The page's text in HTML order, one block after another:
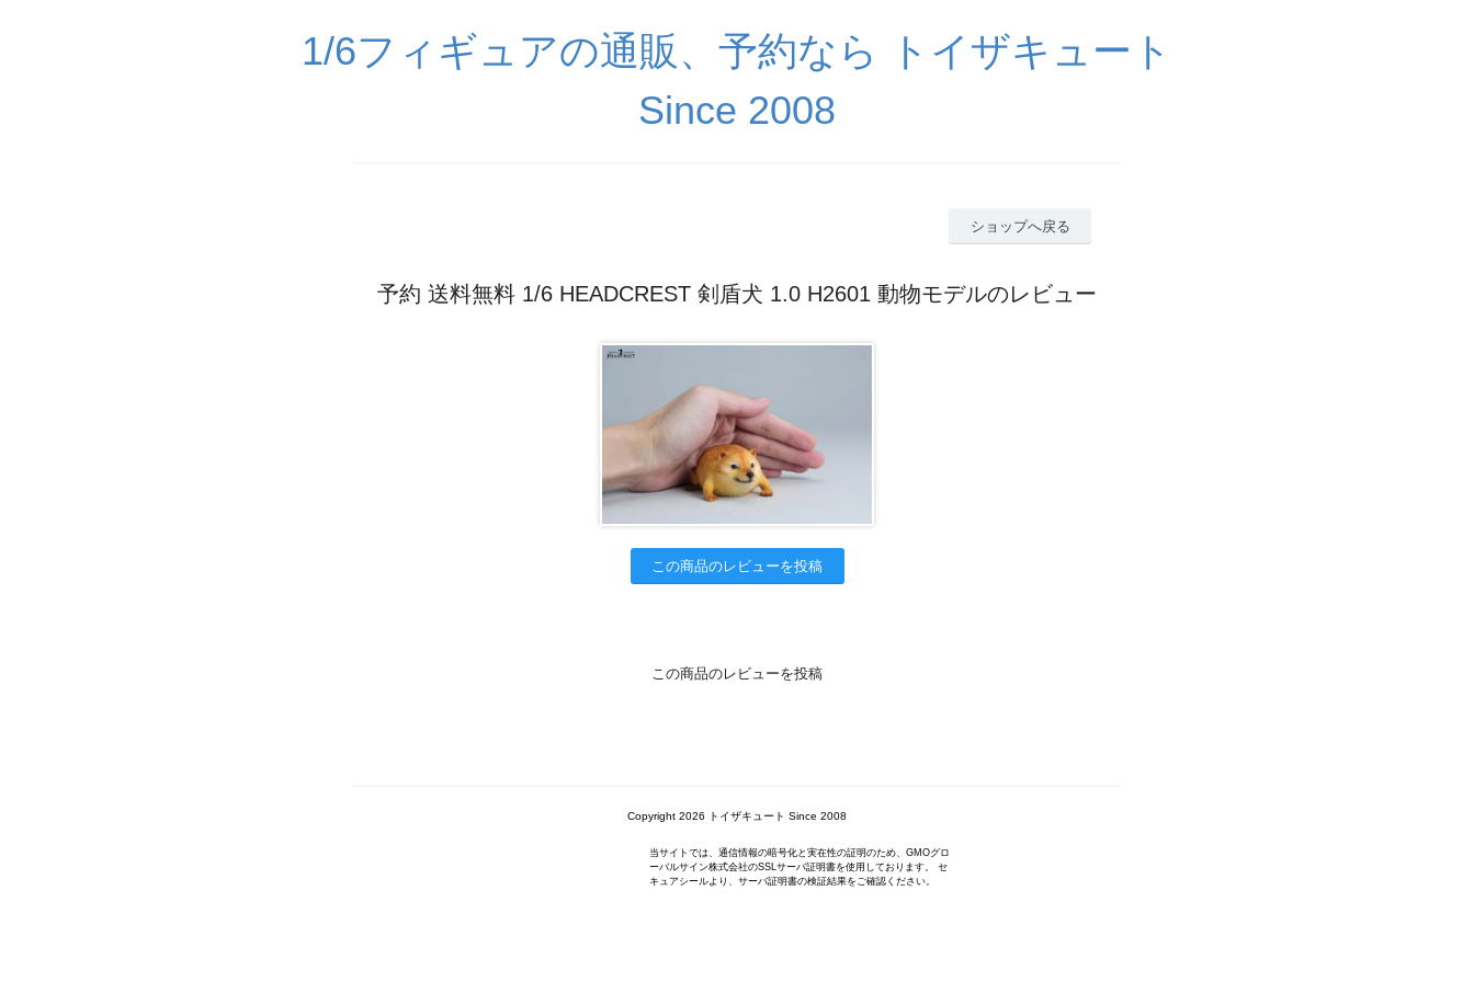
1/6フィギュアの通販、予約なら トイザキュート
Since 2008
ショップへ戻る
予約 送料無料 1/6 HEADCREST 剣盾犬 1.0 H2601 動物モデルのレビュー
この商品のレビューを投稿
この商品のレビューを投稿
Copyright 2026 トイザキュート Since 2008
当サイトでは、通信情報の暗号化と実在性の証明のため、GMOグロ
ーバルサイン株式会社のSSLサーバ証明書を使用しております。 セ
キュアシールより、サーバ証明書の検証結果をご確認ください。